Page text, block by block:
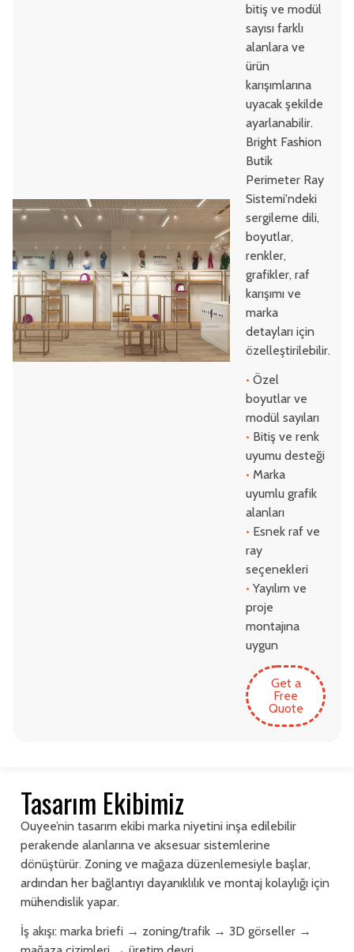
bitiş ve modül
sayısı farklı
alanlara ve
ürün
karışımlarına
uyacak şekilde
ayarlanabilir.
Bright Fashion
Butik
Perimeter Ray
Sistemi'ndeki
sergileme dili,
boyutlar,
renkler,
grafikler, raf
karışımı ve
marka
detayları için
özelleştirilebilir.
• Özel
boyutlar ve
modül sayıları
• Bitiş ve renk
uyumu desteği
• Marka
uyumlu grafik
alanları
• Esnek raf ve
ray
seçenekleri
• Yayılım ve
proje
montajına
uygun
Get a
Free
Quote
Tasarım Ekibimiz
Ouyee’nin tasarım ekibi marka niyetini inşa edilebilir
perakende alanlarına ve aksesuar sistemlerine
dönüştürür. Zoning ve mağaza düzenlemesiyle başlar,
ardından her bağlantıyı dayanıklılık ve montaj kolaylığı için
mühendislik yapar.
İş akışı: marka briefi → zoning/trafik → 3D görseller →